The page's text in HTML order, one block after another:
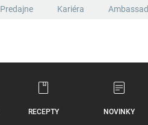
Predajne Kariéra
RECEPTY NOVINKY